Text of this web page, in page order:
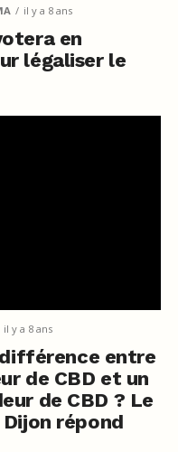
il y a 8 ans
en
légaliser le
il y a 8 ans
entre
de CBD et un
de CBD ? Le
répond